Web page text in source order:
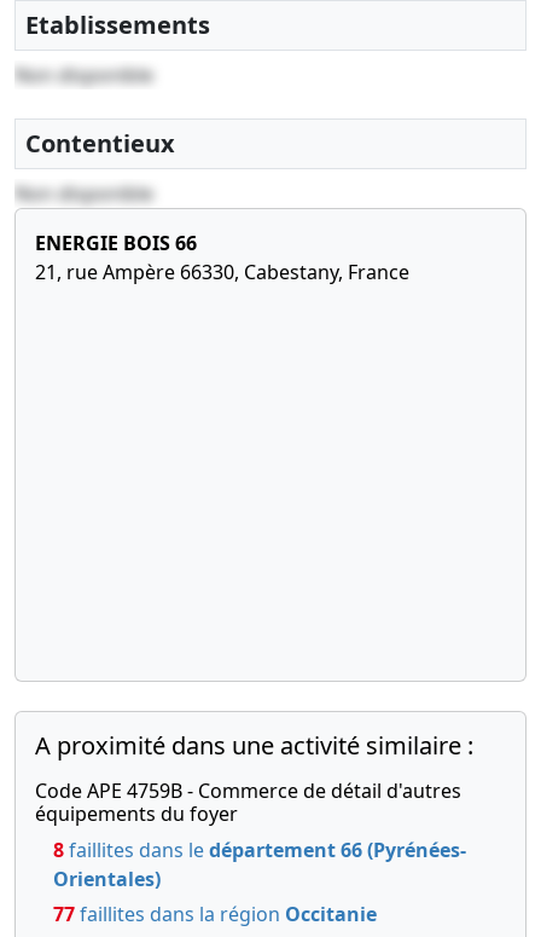
mis à jour
03-
constitutifs,
de
Etablissements
Non disponible
Contentieux
Non disponible
ENERGIE BOIS 66
21, rue Ampère 66330, Cabestany, France
A proximité dans une activité similaire :
Code APE 4759B - Commerce de détail d'autres
équipements du foyer
8faillites dans ledépartement 66 (Pyrénées-
Orientales)
77faillites dans la région Occitanie